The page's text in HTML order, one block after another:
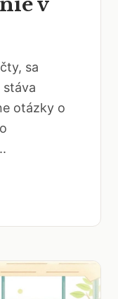
sa
otázky o